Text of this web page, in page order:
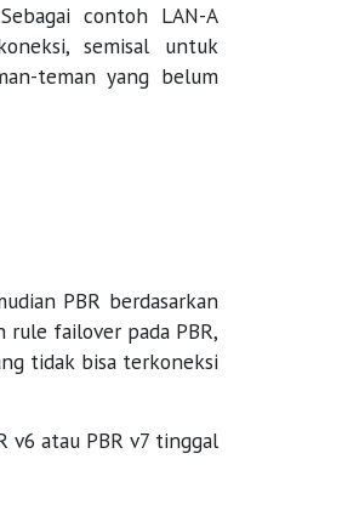
contoh LAN-A
semisal untuk
teman yang belum
PBR berdasarkan
rule failover pada PBR,
tidak bisa terkoneksi
v6 atau PBR v7 tinggal